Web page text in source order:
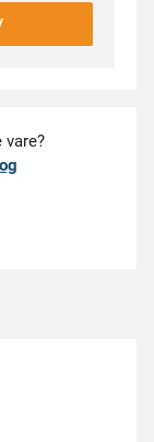
vare?